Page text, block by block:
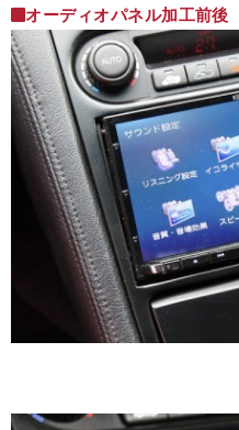
オーディオパネル加工前後